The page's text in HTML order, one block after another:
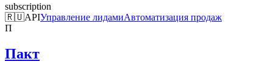
subscription
🇷🇺APIУправление лидамиАвтоматизация продаж
П
Пакт